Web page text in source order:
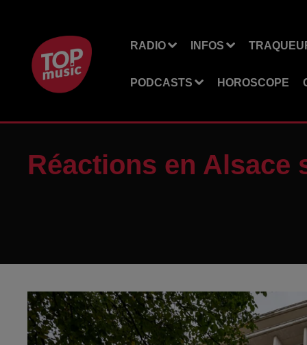
RADIO INFOS
PODCASTS HOROSCOPE
Réactions en Alsace